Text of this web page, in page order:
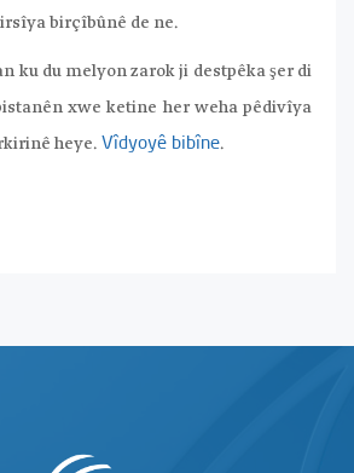
birçîbûnê de ne.
ku du melyon zarok ji destpêka şer di
xwe ketine her weha pêdivîya
heye. Vîdyoyê bibîne.